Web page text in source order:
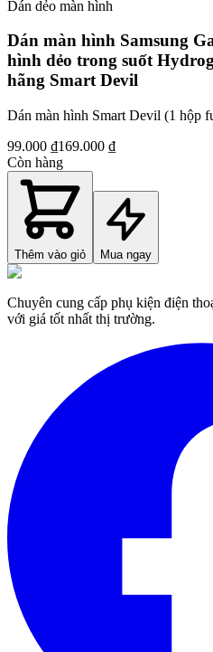
Dán dẻo màn hình
Dán màn hình Samsung
hình dẻo trong suốt
hãng Smart Devil
Dán màn hình Smart Devil (1 hộp
99.000 ₫169.000 ₫
Còn hàng
Thêm vào giỏ Mua ngay
Chuyên cung cấp phụ kiện điện
với giá tốt nhất thị trường.